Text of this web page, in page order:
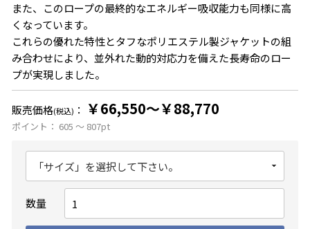
また、このロープの最終的なエネルギー吸収能力も同様に高
くなっています。
これらの優れた特性とタフなポリエステル製ジャケットの組
み合わせにより、並外れた動的対応力を備えた長寿命のロー
プが実現しました。
販売価格(税込) ： ￥66,550～￥88,770
ポイント： 605 ～ 807pt
数量